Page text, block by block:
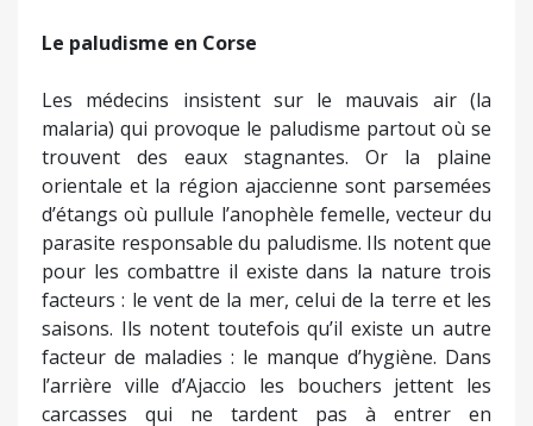
Le paludisme en Corse
Les médecins insistent sur le mauvais air (la
malaria) qui provoque le paludisme partout où se
trouvent des eaux stagnantes. Or la plaine
orientale et la région ajaccienne sont parsemées
d’étangs où pullule l’anophèle femelle, vecteur du
parasite responsable du paludisme. Ils notent que
pour les combattre il existe dans la nature trois
facteurs : le vent de la mer, celui de la terre et les
saisons. Ils notent toutefois qu’il existe un autre
facteur de maladies : le manque d’hygiène. Dans
l’arrière ville d’Ajaccio les bouchers jettent les
carcasses qui ne tardent pas à entrer en